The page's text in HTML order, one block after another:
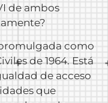
de ambos
como
de 1964. Está
de acceso
que